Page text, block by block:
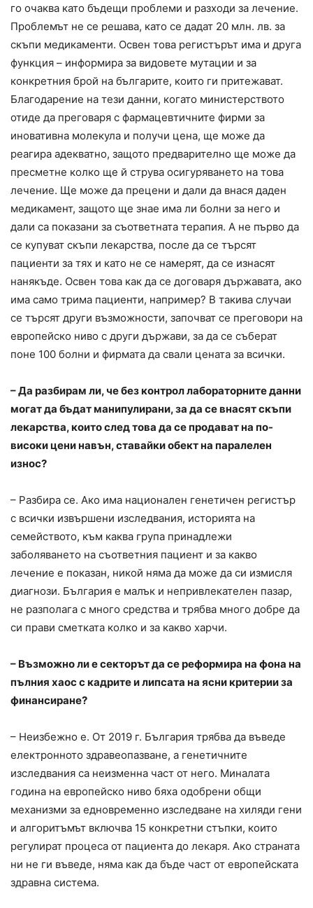
го очаква като бъдещи проблеми и разходи за лечение.
Проблемът не се решава, като се дадат 20 млн. лв. за
скъпи медикаменти. Освен това регистърът има и друга
функция – информира за видовете мутации и за
конкретния брой на българите, които ги притежават.
Благодарение на тези данни, когато министерството
отиде да преговаря с фармацевтичните фирми за
иновативна молекула и получи цена, ще може да
реагира адекватно, защото предварително ще може да
пресметне колко ще й струва осигуряването на това
лечение. Ще може да прецени и дали да внася даден
медикамент, защото ще знае има ли болни за него и
дали са показани за съответната терапия. А не първо да
се купуват скъпи лекарства, после да се търсят
пациенти за тях и като не се намерят, да се изнасят
нанякъде. Освен това как да се договаря държавата, ако
има само трима пациенти, например? В такива случаи
се търсят други възможности, започват се преговори на
европейско ниво с други държави, за да се съберат
поне 100 болни и фирмата да свали цената за всички.
– Да разбирам ли, че без контрол лабораторните данни
могат да бъдат манипулирани, за да се внасят скъпи
лекарства, които след това да се продават на по-
високи цени навън, ставайки обект на паралелен
износ?
– Разбира се. Ако има национален генетичен регистър
с всички извършени изследвания, историята на
семейството, към каква група принадлежи
заболяването на съответния пациент и за какво
лечение е показан, никой няма да може да си измисля
диагнози. България е малък и непривлекателен пазар,
не разполага с много средства и трябва много добре да
си прави сметката колко и за какво харчи.
– Възможно ли е секторът да се реформира на фона на
пълния хаос с кадрите и липсата на ясни критерии за
финансиране?
– Неизбежно е. От 2019 г. България трябва да въведе
електронното здравеопазване, а генетичните
изследвания са неизменна част от него. Миналата
година на европейско ниво бяха одобрени общи
механизми за едновременно изследване на хиляди гени
и алгоритъмът включва 15 конкретни стъпки, които
регулират процеса от пациента до лекаря. Ако страната
ни не ги въведе, няма как да бъде част от европейската
здравна система.